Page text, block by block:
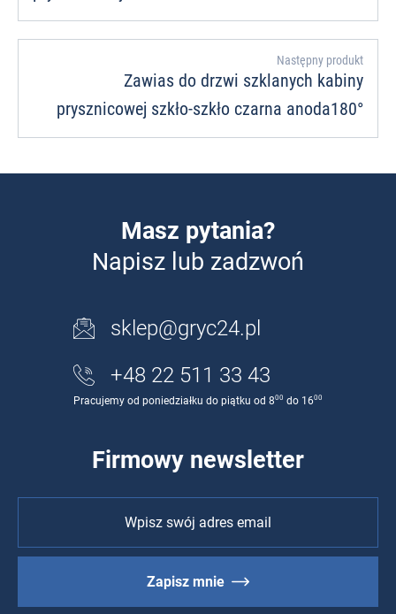
Następny produkt
Zawias do drzwi szklanych kabiny
prysznicowej szkło-szkło czarna anoda180°
Masz pytania?
Napisz lub zadzwoń
sklep@gryc24.pl
+48 22 511 33 43
Pracujemy od poniedziałku do piątku od 800 do 1600
Firmowy newsletter
Zapisz mnie